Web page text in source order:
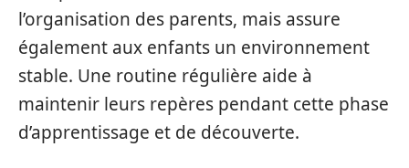
l’organisation des parents, mais assure
également aux enfants un environnement
stable. Une routine régulière aide à
maintenir leurs repères pendant cette phase
d’apprentissage et de découverte.